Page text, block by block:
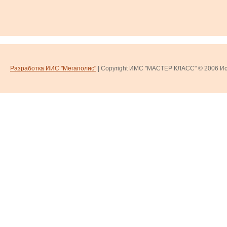
Разработка ИИС "Мегаполис" | Copyright ИМС "МАСТЕР КЛАСС" © 2006